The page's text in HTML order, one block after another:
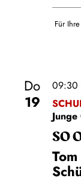
Für
Do
19
09:30
SO